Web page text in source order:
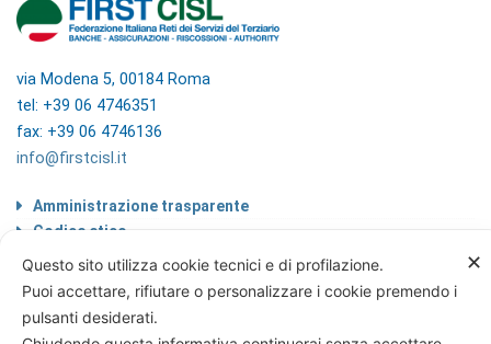
via Modena 5, 00184 Roma
tel: +39 06 4746351
fax: +39 06 4746136
info@firstcisl.it
Amministrazione trasparente
Codice etico
Note legali
personali
Privacy & Cookie Policy
✕
Questo sito utilizza cookie tecnici e di profilazione.
Puoi accettare, rifiutare o personalizzare i cookie premendo i
pulsanti desiderati.